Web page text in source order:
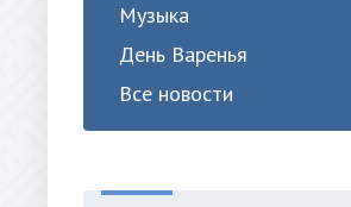
Музыка
День Варенья
Все новости